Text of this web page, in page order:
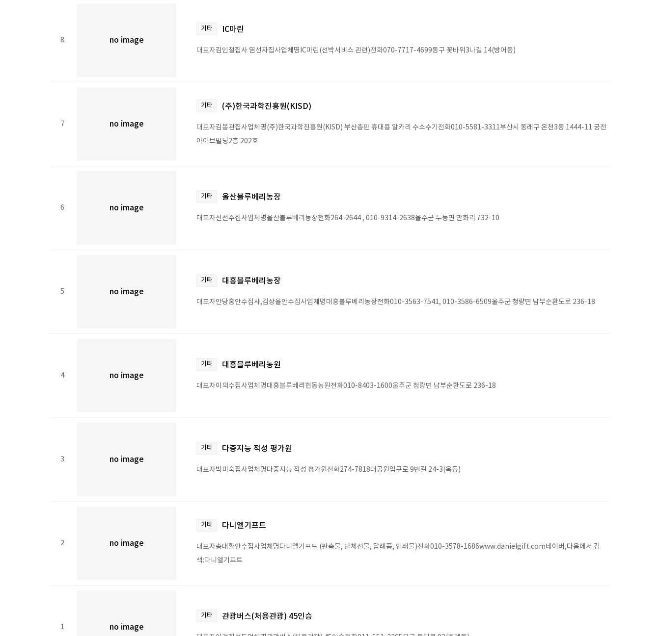
8 no image
기타 IC마린
대표자김인철집사 염선자집사업체명IC마린(선박서비스 관련)전화070-7717-4699동구 꽃바위3나길 14(방어동)
7 no image
기타 (주)한국과학진흥원(KISD)
대표자김봉관집사업체명(주)한국과학진흥원(KISD) 부산총판 휴대용 알카리 수소수기전화010-5581-3311부산시 동래구 온천3동 1444-11 궁전
아이브빌딩2층 202호
6 no image
기타 울산블루베리농장
대표자신선주집사업체명울산블루베리농장전화264-2644 , 010-9314-2638울주군 두동면 만화리 732-10
5 no image
기타 대흥블루베리농장
대표자안당홍안수집사,김상율안수집사업체명대흥블루베리농장전화010-3563-7541, 010-3586-6509울주군 청량면 남부순환도로 236-18
4 no image
기타 대흥블루베리농원
대표자이의수집사업체명대흥블루베리협동농원전화010-8403-1600울주군 청량면 남부순환도로 236-18
3 no image
기타 다중지능 적성 평가원
대표자박미숙집사업체명다중지능 적성 평가원전화274-7818대공원입구로 9번길 24-3(옥동)
2 no image
기타 다니엘기프트
대표자송대환안수집사업체명다니엘기프트 (판촉물, 단체선물, 답례품, 인쇄물)전화010-3578-1686www.danielgift.com네이버,다음에서 검
색:다니엘기프트
1 no image
기타 관광버스(처용관광) 45인승